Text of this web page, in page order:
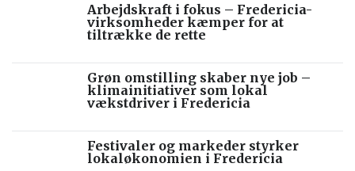
Arbejdskraft i fokus – Fredericia-
virksomheder kæmper for at
tiltrække de rette
Grøn omstilling skaber nye job –
klimainitiativer som lokal
vækstdriver i Fredericia
Festivaler og markeder styrker
lokaløkonomien i Fredericia